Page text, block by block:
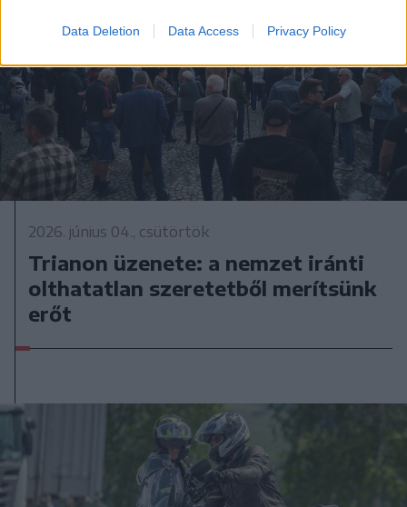
Data Deletion Data Access Privacy Policy
2026. június 04., csütörtök
Trianon üzenete: a nemzet iránti
olthatatlan szeretetből merítsünk
erőt